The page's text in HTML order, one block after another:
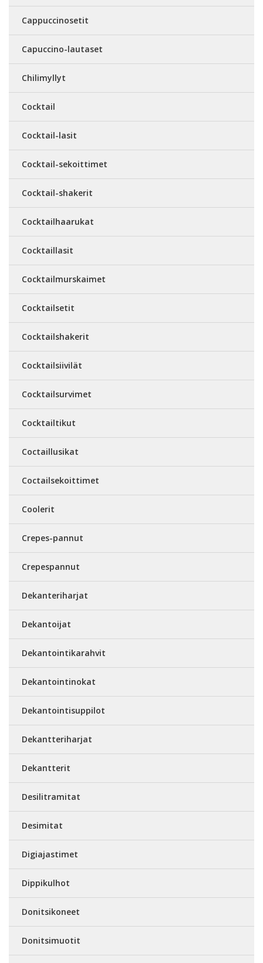
Cappuccinosetit
Capuccino-lautaset
Chilimyllyt
Cocktail
Cocktail-lasit
Cocktail-sekoittimet
Cocktail-shakerit
Cocktailhaarukat
Cocktaillasit
Cocktailmurskaimet
Cocktailsetit
Cocktailshakerit
Cocktailsiivilät
Cocktailsurvimet
Cocktailtikut
Coctaillusikat
Coctailsekoittimet
Coolerit
Crepes-pannut
Crepespannut
Dekanteriharjat
Dekantoijat
Dekantointikarahvit
Dekantointinokat
Dekantointisuppilot
Dekantteriharjat
Dekantterit
Desilitramitat
Desimitat
Digiajastimet
Dippikulhot
Donitsikoneet
Donitsimuotit